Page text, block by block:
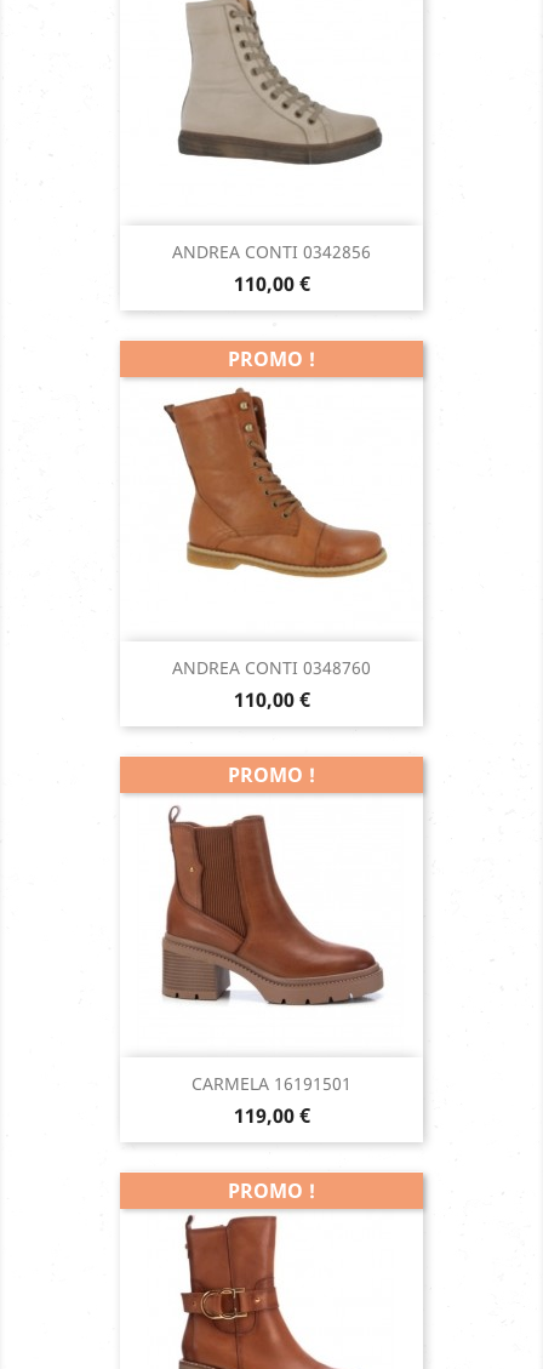
ANDREA CONTI 0342856
Prix
110,00 €
ANDREA CONTI 0348760
Prix
110,00 €
PROMO !
CARMELA 16191501
Prix
119,00 €
PROMO !
PROMO !